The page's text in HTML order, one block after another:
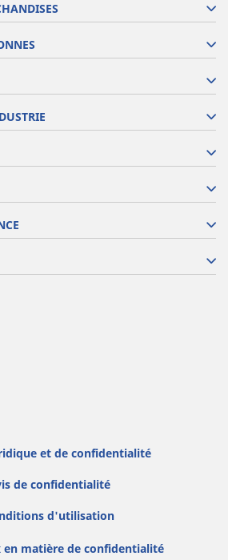
et de confidentialité
de confidentialité
d'utilisation
en matière de confidentialité